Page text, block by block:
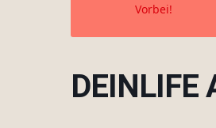
Vorbei!
DEINLIFE